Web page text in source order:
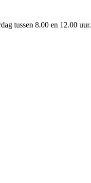
tussen 8.00 en 12.00 uur.